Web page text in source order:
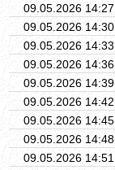
09.05.2026 14:27
09.05.2026 14:30
09.05.2026 14:33
09.05.2026 14:36
09.05.2026 14:39
09.05.2026 14:42
09.05.2026 14:45
09.05.2026 14:48
09.05.2026 14:51